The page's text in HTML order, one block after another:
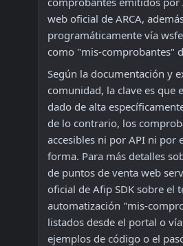
web oficial de ARCA,
programáticamente vía
como "mis-comprobantes"
Según la documentación y
comunidad, la clave es que
dado de alta
de lo contrario, los
accesibles ni por API ni por
forma. Para más detalles
de puntos de venta web
oficial de Afip SDK sobre el
automatización "mis-
listados desde el portal o
ejemplos de código o el